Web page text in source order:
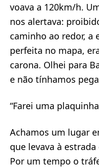
voava a 120km/h.
nos alertava:
caminho ao redor, a
perfeita no mapa,
carona. Olhei para
e não tínhamos
“Farei uma
Achamos um lugar
que levava à
Por um tempo o